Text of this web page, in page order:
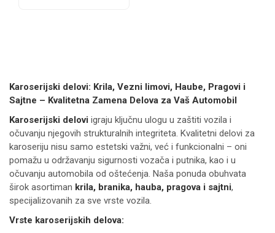
Karoserijski delovi: Krila, Vezni limovi, Haube, Pragovi i
Sajtne – Kvalitetna Zamena Delova za Vaš Automobil
Karoserijski delovi igraju ključnu ulogu u zaštiti vozila i
očuvanju njegovih strukturalnih integriteta. Kvalitetni delovi za
karoseriju nisu samo estetski važni, već i funkcionalni – oni
pomažu u održavanju sigurnosti vozača i putnika, kao i u
očuvanju automobila od oštećenja. Naša ponuda obuhvata
širok asortiman krila, branika, hauba, pragova i sajtni,
specijalizovanih za sve vrste vozila.
Vrste karoserijskih delova: